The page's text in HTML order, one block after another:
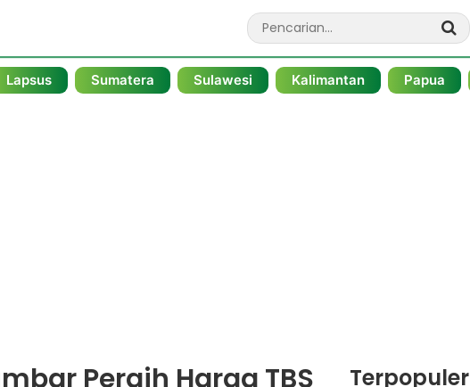
Lapsus Sumatera Sulawesi Kalimantan Papua
Peraih Harga TBS
Terpopuler